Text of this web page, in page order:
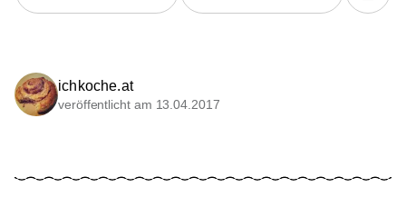
ichkoche.at
veröffentlicht am 13.04.2017